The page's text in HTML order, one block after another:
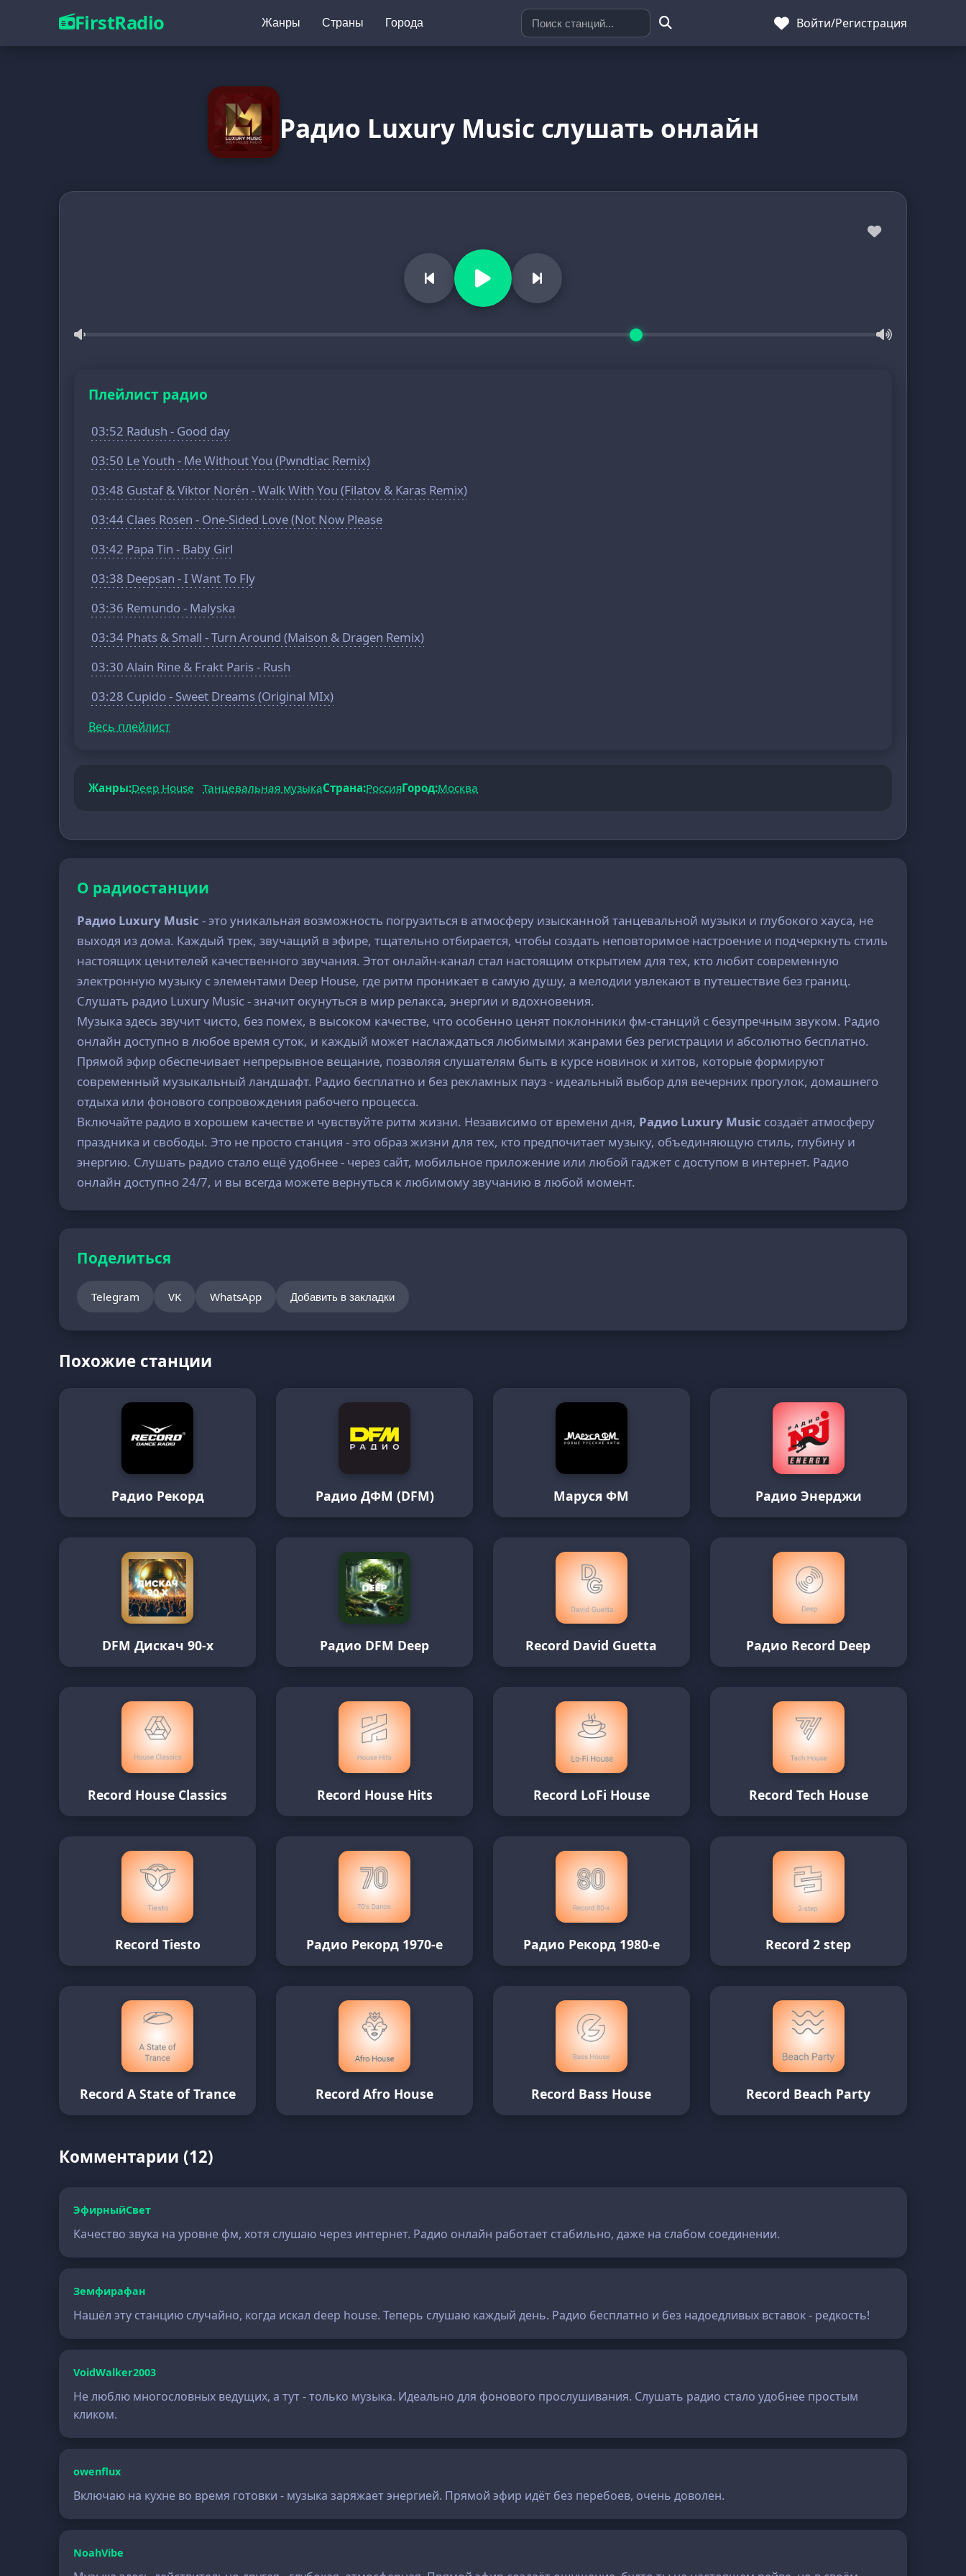
FirstRadio Жанры Страны Города Войти/Регистрация
Радио Luxury Music слушать онлайн
Плейлист радио
03:52 Radush - Good day
03:50 Le Youth - Me Without You (Pwndtiac Remix)
03:48 Gustaf & Viktor Norén - Walk With You (Filatov & Karas Remix)
03:44 Claes Rosen - One-Sided Love (Not Now Please
03:42 Papa Tin - Baby Girl
03:38 Deepsan - I Want To Fly
03:36 Remundo - Malyska
03:34 Phats & Small - Turn Around (Maison & Dragen Remix)
03:30 Alain Rine & Frakt Paris - Rush
03:28 Cupido - Sweet Dreams (Original MIx)
Весь плейлист
Жанры:Deep House Танцевальная музыкаСтрана:РоссияГород:Москва
О радиостанции
Радио Luxury Music - это уникальная возможность погрузиться в атмосферу изысканной танцевальной музыки и глубокого хауса, не
выходя из дома. Каждый трек, звучащий в эфире, тщательно отбирается, чтобы создать неповторимое настроение и подчеркнуть стиль
настоящих ценителей качественного звучания. Этот онлайн-канал стал настоящим открытием для тех, кто любит современную
электронную музыку с элементами Deep House, где ритм проникает в самую душу, а мелодии увлекают в путешествие без границ.
Слушать радио Luxury Music - значит окунуться в мир релакса, энергии и вдохновения.
Музыка здесь звучит чисто, без помех, в высоком качестве, что особенно ценят поклонники фм-станций с безупречным звуком. Радио
онлайн доступно в любое время суток, и каждый может наслаждаться любимыми жанрами без регистрации и абсолютно бесплатно.
Прямой эфир обеспечивает непрерывное вещание, позволяя слушателям быть в курсе новинок и хитов, которые формируют
современный музыкальный ландшафт. Радио бесплатно и без рекламных пауз - идеальный выбор для вечерних прогулок, домашнего
отдыха или фонового сопровождения рабочего процесса.
Включайте радио в хорошем качестве и чувствуйте ритм жизни. Независимо от времени дня, Радио Luxury Music создаёт атмосферу
праздника и свободы. Это не просто станция - это образ жизни для тех, кто предпочитает музыку, объединяющую стиль, глубину и
энергию. Слушать радио стало ещё удобнее - через сайт, мобильное приложение или любой гаджет с доступом в интернет. Радио
онлайн доступно 24/7, и вы всегда можете вернуться к любимому звучанию в любой момент.
Поделиться
Telegram VK WhatsApp Добавить в закладки
Похожие станции
Радио Рекорд Радио ДФМ (DFM) Маруся ФМ Радио Энерджи
DFM Дискач 90-х Радио DFM Deep Record David Guetta Радио Record Deep
Record House Classics Record House Hits Record LoFi House Record Tech House
Record Tiesto Радио Рекорд 1970-е Радио Рекорд 1980-е Record 2 step
Record A State of Trance Record Afro House Record Bass House Record Beach Party
Комментарии (12)
ЭфирныйСвет
Качество звука на уровне фм, хотя слушаю через интернет. Радио онлайн работает стабильно, даже на слабом соединении.
Земфирафан
Нашёл эту станцию случайно, когда искал deep house. Теперь слушаю каждый день. Радио бесплатно и без надоедливых вставок - редкость!
VoidWalker2003
Не люблю многословных ведущих, а тут - только музыка. Идеально для фонового прослушивания. Слушать радио стало удобнее простым
кликом.
owenflux
Включаю на кухне во время готовки - музыка заряжает энергией. Прямой эфир идёт без перебоев, очень доволен.
NoahVibe